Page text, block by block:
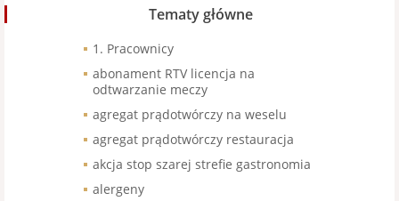
Tematy główne
1. Pracownicy
abonament RTV licencja na
odtwarzanie meczy
agregat prądotwórczy na weselu
agregat prądotwórczy restauracja
akcja stop szarej strefie gastronomia
alergeny